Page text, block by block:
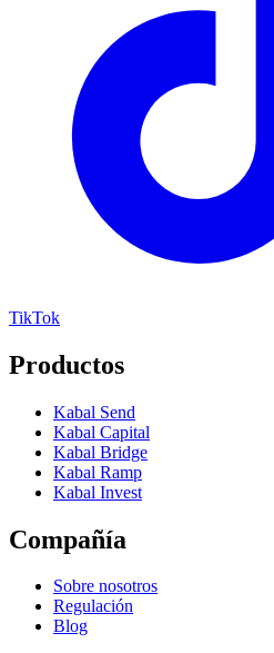
TikTok
Productos
Kabal Send
Kabal Capital
Kabal Bridge
Kabal Ramp
Kabal Invest
Compañía
Sobre nosotros
Regulación
Blog